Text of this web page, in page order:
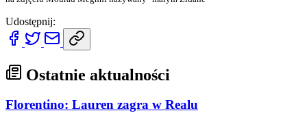
Udostępnij:
Ostatnie aktualności
Florentino: Lauren zagra w Realu